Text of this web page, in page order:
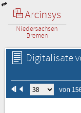
Arcinsys
Niedersachsen
Bremen
Digitalisate
von